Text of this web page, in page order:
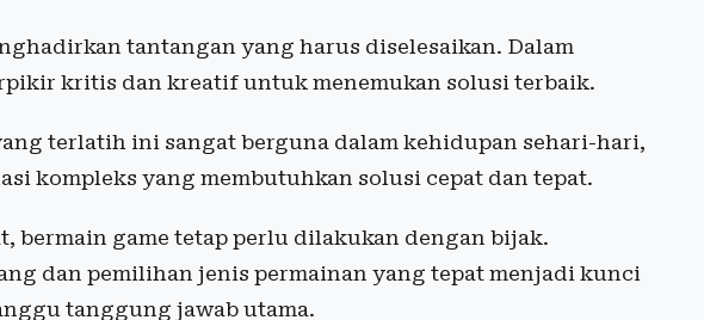
tantangan yang harus diselesaikan. Dalam
kritis dan kreatif untuk menemukan solusi terbaik.
terlatih ini sangat berguna dalam kehidupan sehari-hari,
kompleks yang membutuhkan solusi cepat dan tepat.
bermain game tetap perlu dilakukan dengan bijak.
dan pemilihan jenis permainan yang tepat menjadi kunci
tanggung jawab utama.